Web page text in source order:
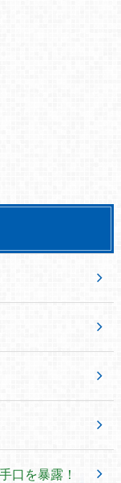
口を暴露！